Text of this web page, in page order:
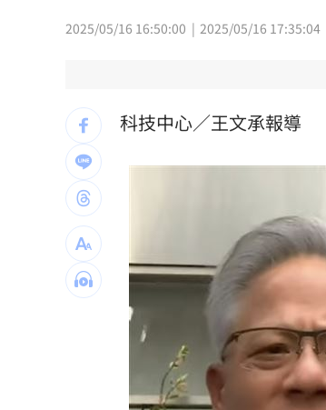
連戰二媳動怒點名財政部 開
比加工食品毒！它害人愈吃
印度男來台觀光又偷又騙…
白海豚暴風侵襲率北北基破
來台搭北捷偷卡盜刷！港男
東發號遭出征！蔣萬安：麵
傳陸客在港投保收益需繳稅
2025/05/16 16:50:00 2025/05/16 17:35:04
科技中心／王文承報導